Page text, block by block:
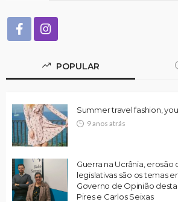
POPULAR
Summer travel fashion,
9 anos atrás
Guerra na Ucrânia,
legislativas são os temas
Governo de Opinião
Pires e Carlos Seixas